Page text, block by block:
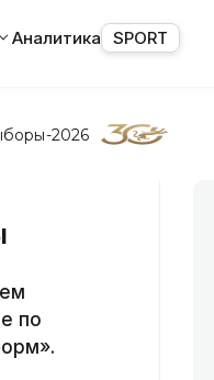
Аналитика SPORT
2026
по